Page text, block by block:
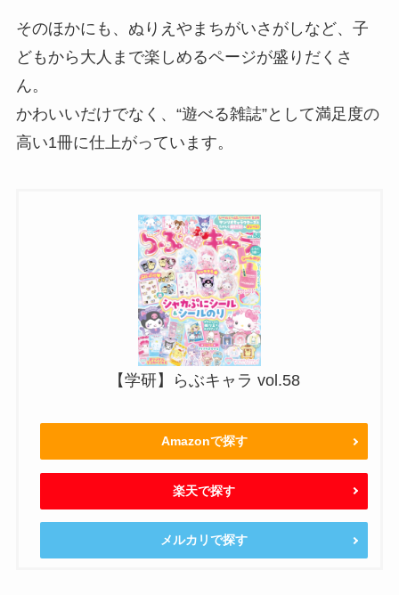
そのほかにも、ぬりえやまちがいさがしなど、子
どもから大人まで楽しめるページが盛りだくさ
ん。
かわいいだけでなく、“遊べる雑誌”として満足度の
高い1冊に仕上がっています。
【学研】らぶキャラ vol.58
Amazonで探す
楽天で探す
メルカリで探す